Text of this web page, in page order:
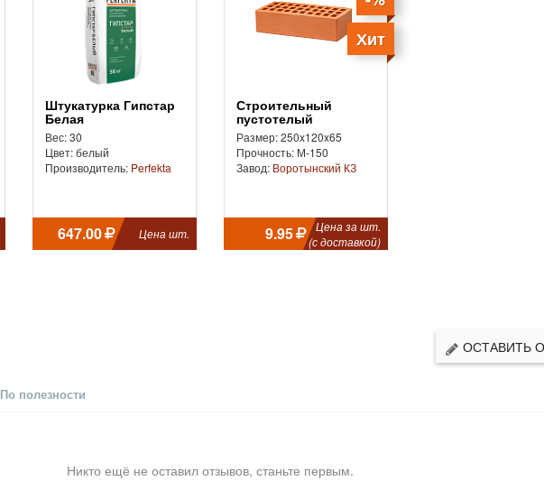
Штукатурка Гипстар
Белая
Вес: 30
Цвет: белый
Производитель: Perfekta
647.00 Цена шт.
Хит
Строительный
пустотелый
Размер: 250x120x65
Прочность: М-150
Завод: Воротынский КЗ
9.95
Цена за шт.
(с доставкой)
ОСТАВИТЬ
По полезности
Никто ещё не оставил отзывов, станьте первым.